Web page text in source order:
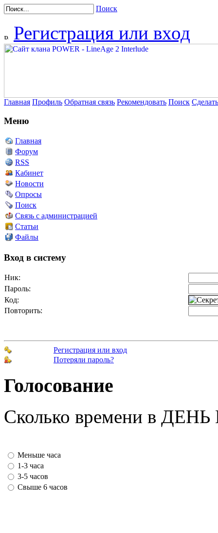
Поиск
Регистрация или вход
Главная Профиль Обратная связь Рекомендовать Поиск
Меню
Главная
Форум
RSS
Кабинет
Новости
Опросы
Поиск
Связь с администрацией
Статьи
Файлы
Вход в систему
Ник:
Пароль:
Код:
Повторить:
Регистрация или вход
Потеряли пароль?
Голосование
Сколько времени в ДЕНЬ
Меньше часа
1-3 часа
3-5 часов
Свыше 6 часов